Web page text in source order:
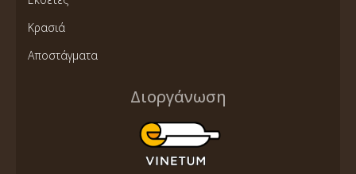
Κρασιά
Αποστάγματα
Διοργάνωση